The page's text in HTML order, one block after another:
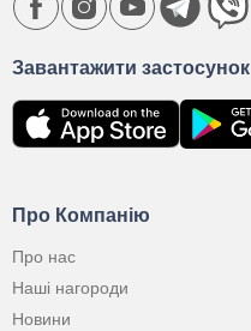
Про Компанію
Про нас
Наші нагороди
Новини
Завантажити застосунок